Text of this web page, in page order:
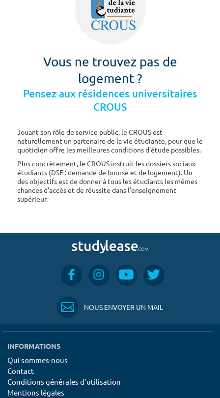
Vous ne trouvez pas de
logement ?
Pensez aux résidences universitaires
CROUS
Jouant son rôle de service public, le CROUS est
naturellement un partenaire de la vie étudiante, pour que le
quotidien offre les meilleures conditions d'étude possibles.
Plus concrètement, le CROUS instruit les dossiers sociaux
étudiants (DSE : demande de bourse et de logement). Un
des objectifs est de donner à tous les étudiants les mêmes
chances d'accès et de réussite dans l'enseignement
supérieur.
NOUS ENVOYER UN MAIL
INFORMATIONS
Qui sommes-nous
Contact
Conditions générales d'utilisation
Mentions légales